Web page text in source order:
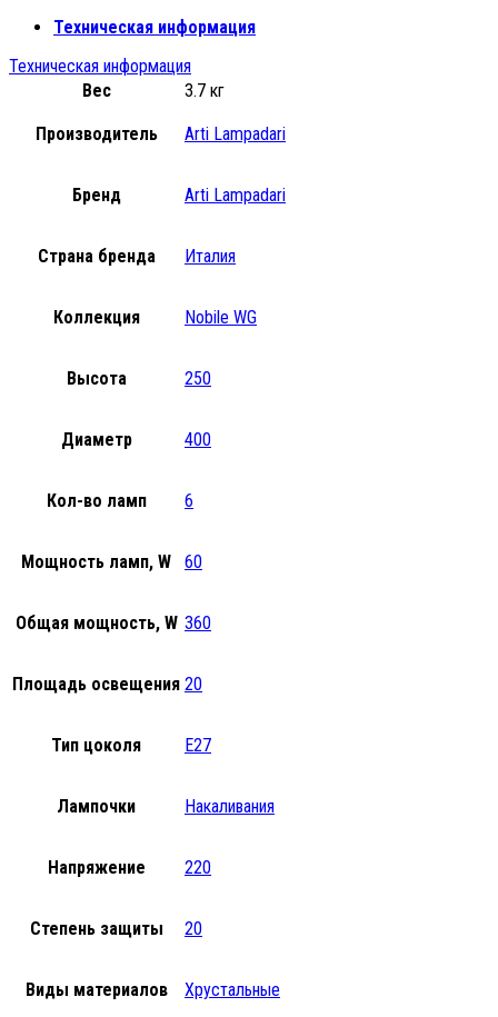
Техническая информация
Техническая информация
Вес
3.7 кг
Производитель Arti Lampadari
Бренд Arti Lampadari
Страна бренда Италия
Коллекция Nobile WG
Высота 250
Диаметр 400
Кол-во ламп 6
Мощность ламп, W 60
Общая мощность, W 360
Площадь освещения 20
Тип цоколя E27
Лампочки Накаливания
Напряжение 220
Степень защиты 20
Виды материалов Хрустальные